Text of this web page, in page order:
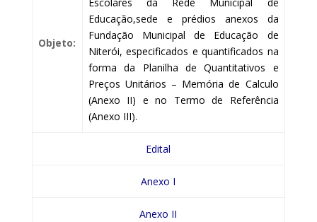
Objeto:
Educação,sede e prédios anexos da
Fundação Municipal de Educação de
Niterói, especificados e quantificados na
forma da Planilha de Quantitativos e
Preços Unitários – Memória de Calculo
(Anexo II) e no Termo de Referência
(Anexo III).
Edital
Anexo I
Anexo II